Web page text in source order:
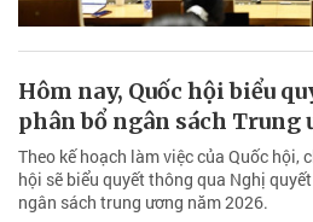
Hôm nay, Quốc hội biểu
phân bổ ngân sách Trung
Theo kế hoạch làm việc của Quốc hội,
hội sẽ biểu quyết thông qua Nghị
ngân sách trung ương năm 2026.